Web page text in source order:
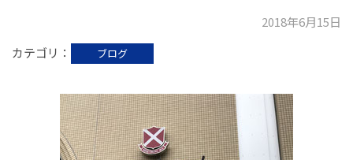
2018年6月15日
カテゴリ
ブログ